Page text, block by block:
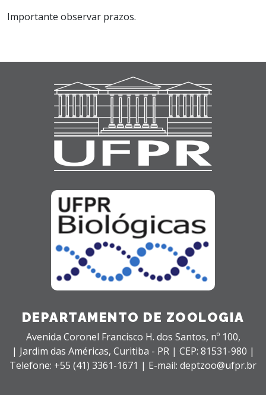
Importante observar prazos.
DEPARTAMENTO DE ZOOLOGIA
Avenida Coronel Francisco H. dos Santos, nº 100,
| Jardim das Américas, Curitiba - PR | CEP: 81531-980 |
Telefone: +55 (41) 3361-1671 | E-mail: deptzoo@ufpr.br